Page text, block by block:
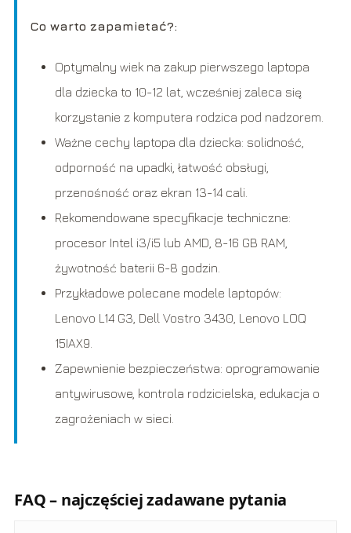
Co warto zapamietać?:
Optymalny wiek na zakup pierwszego laptopa
dla dziecka to 10-12 lat, wcześniej zaleca się
korzystanie z komputera rodzica pod nadzorem.
Ważne cechy laptopa dla dziecka: solidność,
odporność na upadki, łatwość obsługi,
przenośność oraz ekran 13-14 cali.
Rekomendowane specyfikacje techniczne:
procesor Intel i3/i5 lub AMD, 8-16 GB RAM,
żywotność baterii 6-8 godzin.
Przykładowe polecane modele laptopów:
Lenovo L14 G3, Dell Vostro 3430, Lenovo LOQ
15IAX9.
Zapewnienie bezpieczeństwa: oprogramowanie
antywirusowe, kontrola rodzicielska, edukacja o
zagrożeniach w sieci.
FAQ – najczęściej zadawane pytania